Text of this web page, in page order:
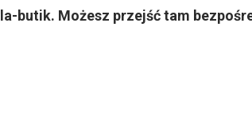
butik. Możesz przejść tam